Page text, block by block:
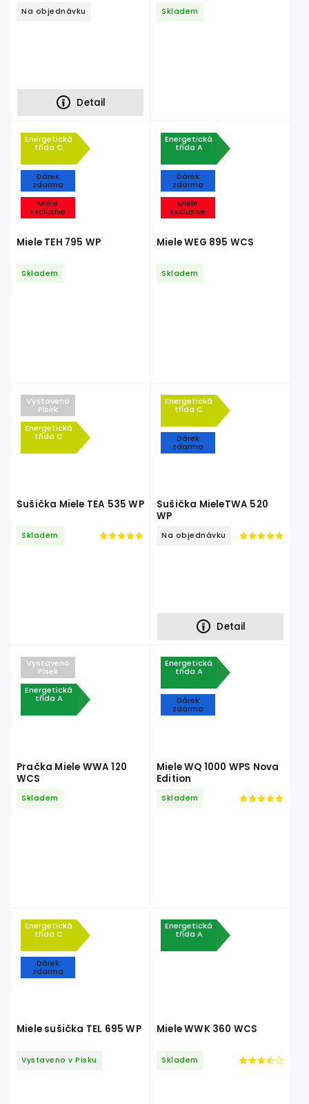
Na objednávku
Detail
Skladem
Energetická
třída C
Dárek
zdarma
Miele
Exclusive
Miele TEH 795 WP
Skladem
Energetická
třída A
Dárek
zdarma
Miele
Exclusive
Miele WEG 895 WCS
Skladem
Vystaveno
Písek
Energetická
třída C
Sušička Miele TEA 535 WP
Skladem
Energetická
třída C
Dárek
zdarma
Sušička MieleTWA 520
WP
Na objednávku
Detail
Vystaveno
Písek
Energetická
třída A
Pračka Miele WWA 120
WCS
Skladem
Energetická
třída A
Dárek
zdarma
Miele WQ 1000 WPS Nova
Edition
Skladem
Energetická
třída C
Dárek
zdarma
Miele sušička TEL 695 WP
Vystaveno v Písku
Energetická
třída A
Miele WWK 360 WCS
Skladem